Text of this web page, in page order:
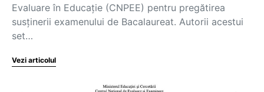
Evaluare în Educație (CNPEE) pentru pregătirea
susținerii examenului de Bacalaureat. Autorii acestui
set…
Vezi articolul